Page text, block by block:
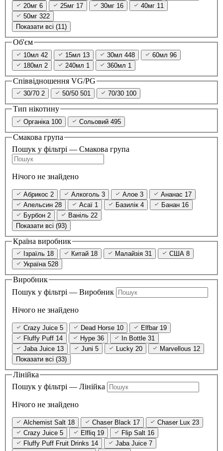
20мг 6 25мг 17 30мг 16 40мг 11
50мг 322
Показати всі (11)
Об'єм
10мл 42 15мл 13 30мл 448 60мл 96
180мл 2 240мл 1 360мл 1
Співвідношення VG/PG
30/70 2 50/50 501 70/30 100
Тип нікотину
Органіка 100 Сольовий 495
Смакова група
Пошук у фільтрі — Смакова група
Нічого не знайдено
Абрикос 2 Алкоголь 3 Алое 3 Ананас 17
Апельсин 28 Асаї 1 Базилік 4 Банан 16
Бурбон 2 Ваніль 22
Показати всі (93)
Країна виробник
Ізраїль 18 Китай 18 Малайзія 31 США 8
Україна 528
Виробник
Пошук у фільтрі — Виробник
Нічого не знайдено
Crazy Juice 5 Dead Horse 10 Elfbar 19
Fluffy Puff 14 Hype 36 In Bottle 31
Jaba Juice 13 Juni 5 Lucky 20 Marvellous 12
Показати всі (33)
Лінійка
Пошук у фільтрі — Лінійка
Нічого не знайдено
Alchemist Salt 18 Chaser Black 17 Chaser Lux 23
Crazy Juice 5 Elfliq 19 Flip Salt 16
Fluffy Puff Fruit Drinks 14 Jaba Juice 7